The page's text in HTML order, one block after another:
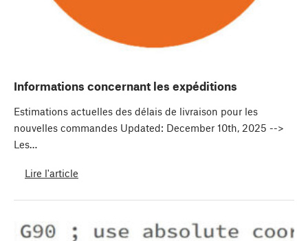
Informations concernant les expéditions
Estimations actuelles des délais de livraison pour les
nouvelles commandes Updated: December 10th, 2025 -->
Les…
Lire l'article